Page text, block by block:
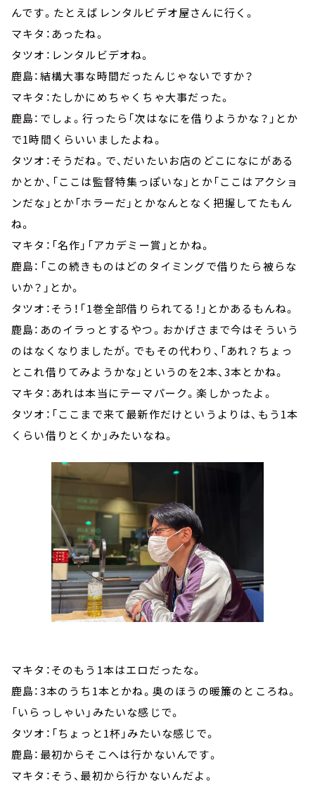
んです。たとえばレンタルビデオ屋さんに行く。
マキタ：あったね。
タツオ：レンタルビデオね。
鹿島：結構大事な時間だったんじゃないですか？
マキタ：たしかにめちゃくちゃ大事だった。
鹿島：でしょ。行ったら「次はなにを借りようかな？」とか
で1時間くらいいましたよね。
タツオ：そうだね。で、だいたいお店のどこになにがある
かとか、「ここは監督特集っぽいな」とか「ここはアクショ
ンだな」とか「ホラーだ」とかなんとなく把握してたもん
ね。
マキタ：「名作」「アカデミー賞」とかね。
鹿島：「この続きものはどのタイミングで借りたら被らな
いか？」とか。
タツオ：そう！「1巻全部借りられてる！」とかあるもんね。
鹿島：あのイラっとするやつ。おかげさまで今はそういう
のはなくなりましたが。でもその代わり、「あれ？ちょっ
とこれ借りてみようかな」というのを2本、3本とかね。
マキタ：あれは本当にテーマパーク。楽しかったよ。
タツオ：「ここまで来て最新作だけというよりは、もう1本
くらい借りとくか」みたいなね。
マキタ：そのもう1本はエロだったな。
鹿島：3本のうち1本とかね。奥のほうの暖簾のところね。
「いらっしゃい」みたいな感じで。
タツオ：「ちょっと1杯」みたいな感じで。
鹿島：最初からそこへは行かないんです。
マキタ：そう、最初から行かないんだよ。